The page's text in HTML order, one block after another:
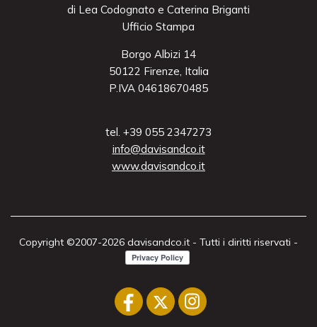
di Lea Codognato e Caterina Briganti
Ufficio Stampa
Borgo Albizi 14
50122 Firenze, Italia
P.IVA 04618670485
tel. +39 055 2347273
info@davisandco.it
www.davisandco.it
Copyright ©2007-2026 davisandco.it - Tutti i diritti riservati -